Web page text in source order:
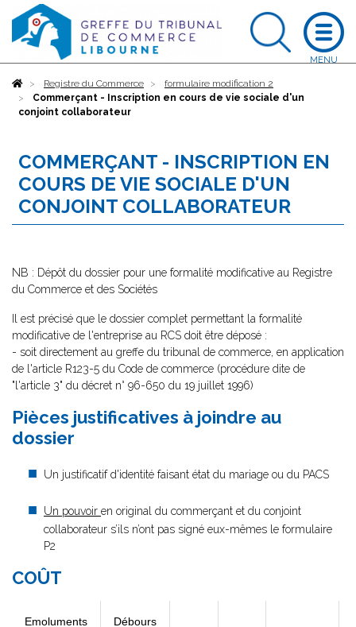
AccueilRegistre du Commerce
formulaire modification 2
Commerçant - Inscription en cours de vie sociale d'un
conjoint collaborateur
COMMERÇANT - INSCRIPTION EN
COURS DE VIE SOCIALE D'UN
CONJOINT COLLABORATEUR
NB : Dépôt du dossier pour une formalité modificative au Registre
du Commerce et des Sociétés
Il est précisé que le dossier complet permettant la formalité
modificative de l'entreprise au RCS doit être déposé :
- soit directement au greffe du tribunal de commerce, en application
de l'article R123-5 du Code de commerce (procédure dite de
"l'article 3" du décret n° 96-650 du 19 juillet 1996)
Pièces justificatives à joindre au
dossier
Un justificatif d'identité faisant état du mariage ou du PACS
Un pouvoir en original du commerçant et du conjoint
collaborateur s’ils n’ont pas signé eux-mêmes le formulaire
P2
COÛT
Emoluments
Débours